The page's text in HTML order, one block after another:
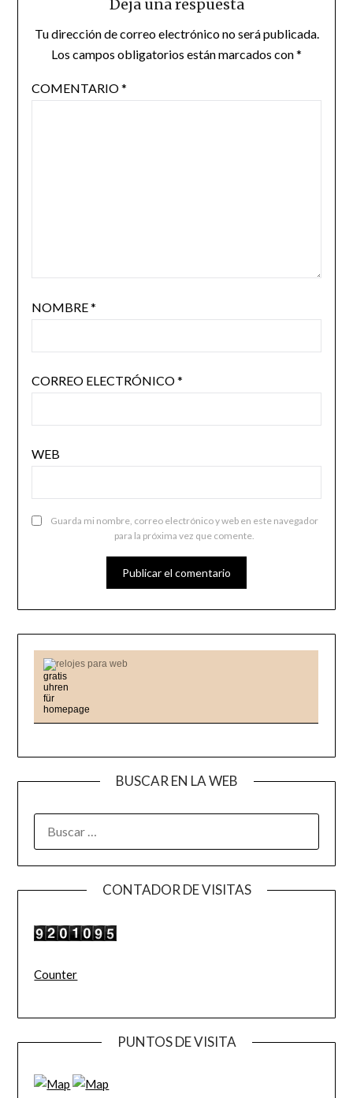
Deja una respuesta
Tu dirección de correo electrónico no será publicada.
Los campos obligatorios están marcados con*
COMENTARIO*
NOMBRE*
CORREO ELECTRÓNICO*
WEB
Guarda mi nombre, correo electrónico y web en este navegador
para la próxima vez que comente.
relojes para web
BUSCAR EN LA WEB
CONTADOR DE VISITAS
Counter
PUNTOS DE VISITA